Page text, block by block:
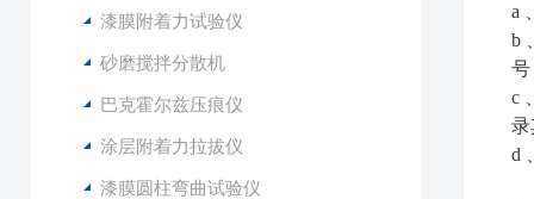
漆膜附着力试验仪
砂磨搅拌分散机
巴克霍尔兹压痕仪
涂层附着力拉拔仪
漆膜圆柱弯曲试验仪
a
b
号
c
录
d